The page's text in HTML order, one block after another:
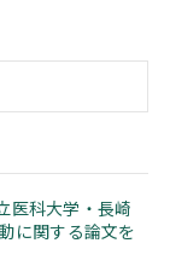
医科大学・長崎
に関する論文を